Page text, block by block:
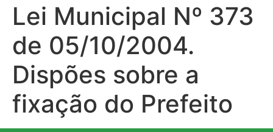
Lei Municipal Nº 373
de 05/10/2004.
Dispões sobre a
fixação do Prefeito